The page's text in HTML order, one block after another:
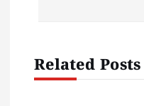
g
Related Posts